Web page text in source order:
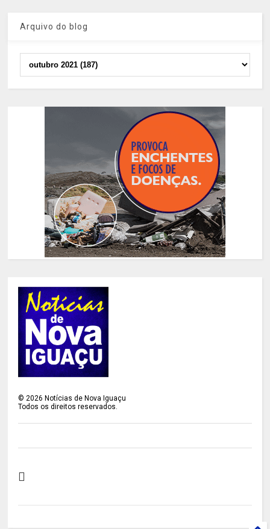
Arquivo do blog
©2026 Notícias de Nova Iguaçu
Todos os direitos reservados.